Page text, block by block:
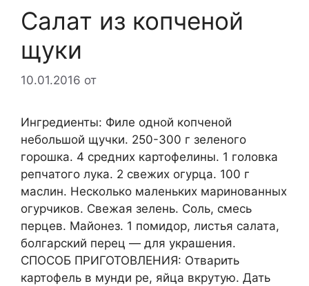
Салат из копченой
щуки
10.01.2016 от
Ингредиенты: Филе одной копченой
небольшой щучки. 250-300 г зеленого
горошка. 4 средних картофелины. 1 головка
репчатого лука. 2 свежих огурца. 100 г
маслин. Несколько маленьких маринованных
огурчиков. Свежая зелень. Соль, смесь
перцев. Майонез. 1 помидор, листья салата,
болгарский перец — для украшения.
СПОСОБ ПРИГОТОВЛЕНИЯ: Отварить
картофель в мунди ре, яйца вкрутую. Дать